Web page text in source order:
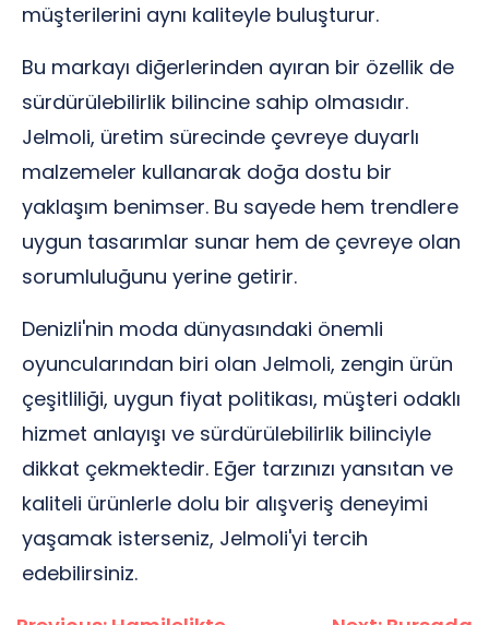
müşterilerini aynı kaliteyle buluşturur.
Bu markayı diğerlerinden ayıran bir özellik de
sürdürülebilirlik bilincine sahip olmasıdır.
Jelmoli, üretim sürecinde çevreye duyarlı
malzemeler kullanarak doğa dostu bir
yaklaşım benimser. Bu sayede hem trendlere
uygun tasarımlar sunar hem de çevreye olan
sorumluluğunu yerine getirir.
Denizli'nin moda dünyasındaki önemli
oyuncularından biri olan Jelmoli, zengin ürün
çeşitliliği, uygun fiyat politikası, müşteri odaklı
hizmet anlayışı ve sürdürülebilirlik bilinciyle
dikkat çekmektedir. Eğer tarzınızı yansıtan ve
kaliteli ürünlerle dolu bir alışveriş deneyimi
yaşamak isterseniz, Jelmoli'yi tercih
edebilirsiniz.